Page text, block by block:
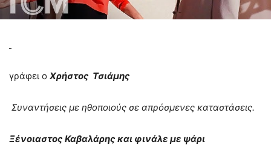
γράφει ο Χρήστος Τσιάμης
Συναντήσεις με ηθοποιούς σε απρόσμενες καταστάσεις.
Ξένοιαστος Καβαλάρης και φινάλε με ψάρι